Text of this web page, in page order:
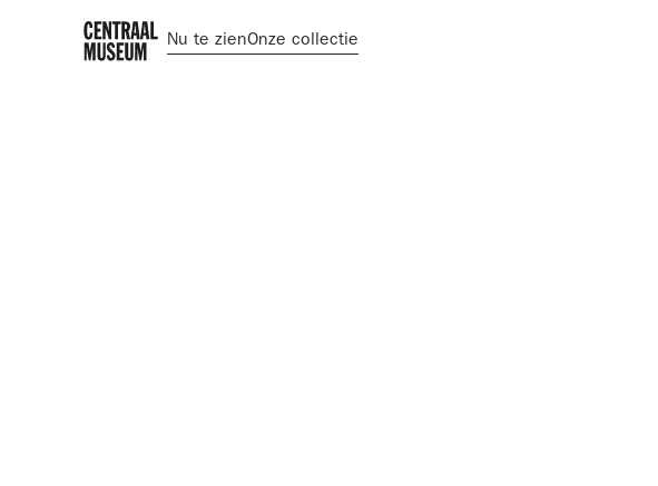
Nu te zienOnze collectie